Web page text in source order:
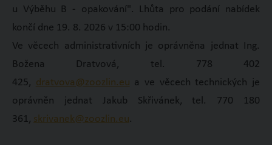
u Výběhu B - opakování". Lhůta pro podání nabídek
končí dne 19. 8. 2026 v 15:00 hodin.
Ve věcech administrativních je oprávněna jednat Ing.
Božena Dratvová, tel. 778 402
425, dratvova@zoozlin.eu a ve věcech technických je
oprávněn jednat Jakub Skřivánek, tel. 770 180
361, skrivanek@zoozlin.eu.